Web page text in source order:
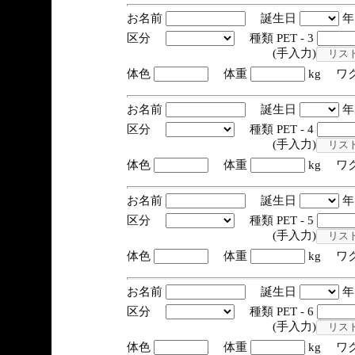
お名前 誕生日
区分
種類 PET - 3
(手入力)
体色
体重 kg ワ
お名前 誕生日
区分
種類 PET - 4
(手入力)
体色
体重 kg ワ
お名前 誕生日
区分
種類 PET - 5
(手入力)
体色
体重 kg ワ
お名前 誕生日
区分
種類 PET - 6
(手入力)
体色
体重 kg ワ